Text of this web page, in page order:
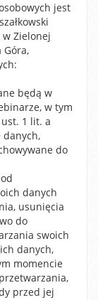
jest
Zielonej
Góra,
będą w
w tym
1 lit. a
danych,
do
danych
usunięcia
do
swoich
danych,
momencie
przed jej